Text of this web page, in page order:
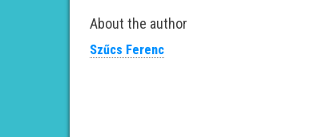
About the author
Szűcs Ferenc